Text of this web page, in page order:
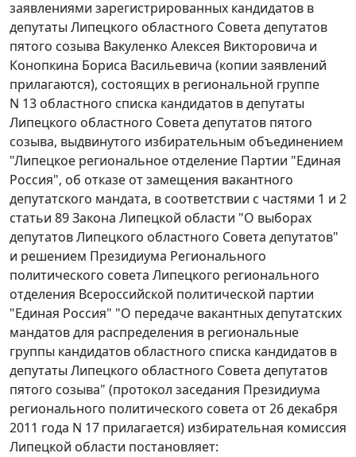
заявлениями зарегистрированных кандидатов в
депутаты Липецкого областного Совета депутатов
пятого созыва Вакуленко Алексея Викторовича и
Конопкина Бориса Васильевича (копии заявлений
прилагаются), состоящих в региональной группе
N 13 областного списка кандидатов в депутаты
Липецкого областного Совета депутатов пятого
созыва, выдвинутого избирательным объединением
"Липецкое региональное отделение Партии "Единая
Россия", об отказе от замещения вакантного
депутатского мандата, в соответствии с частями 1 и 2
статьи 89Закона Липецкой области "О выборах
депутатов Липецкого областного Совета депутатов"
и решением Президиума Регионального
политического совета Липецкого регионального
отделения Всероссийской политической партии
"Единая Россия" "О передаче вакантных депутатских
мандатов для распределения в региональные
группы кандидатов областного списка кандидатов в
депутаты Липецкого областного Совета депутатов
пятого созыва" (протокол заседания Президиума
регионального политического совета от 26 декабря
2011 года N 17 прилагается) избирательная комиссия
Липецкой области постановляет: